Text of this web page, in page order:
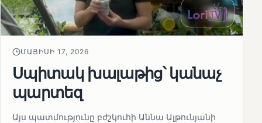
ՄԱՅԻՍԻ 17, 2026
Սպիտակ խալաթից՝ կանաչ
պարտեզ
Այս պատմությունը բժշկուհի Աննա Ալթունյանի